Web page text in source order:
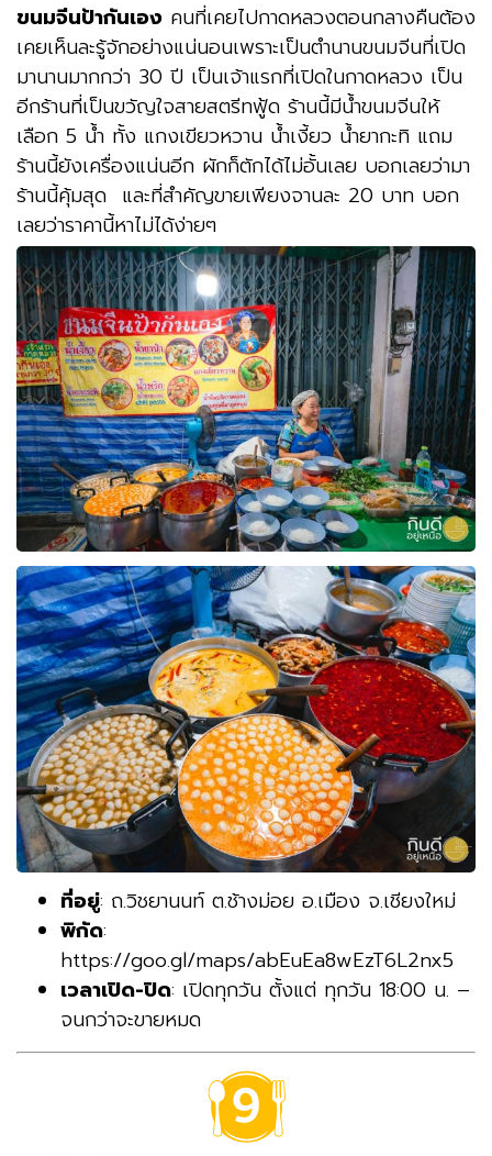
ขนมจีนป้ากันเอง คนที่เคยไปกาดหลวงตอนกลางคืนต้อง
เคยเห็นละรู้จักอย่างแน่นอนเพราะเป็นตำนานขนมจีนที่เปิด
มานานมากกว่า 30 ปี เป็นเจ้าแรกที่เปิดในกาดหลวง เป็น
อีกร้านที่เป็นขวัญใจสายสตรีทฟู้ด ร้านนี้มีน้ำขนมจีนให้
เลือก 5 น้ำ ทั้ง แกงเขียวหวาน น้ำเงี้ยว น้ำยากะทิ แถม
ร้านนี้ยังเครื่องแน่นอีก ผักก็ตักได้ไม่อั้นเลย บอกเลยว่ามา
ร้านนี้คุ้มสุด และที่สำคัญขายเพียงจานละ 20 บาท บอก
เลยว่าราคานี้หาไม่ได้ง่ายๆ
ที่อยู่: ถ.วิชยานนท์ ต.ช้างม่อย อ.เมือง จ.เชียงใหม่
พิกัด:
https://goo.gl/maps/abEuEa8wEzT6L2nx5
เวลาเปิด-ปิด: เปิดทุกวัน ตั้งแต่ ทุกวัน 18:00 น. –
จนกว่าจะขายหมด